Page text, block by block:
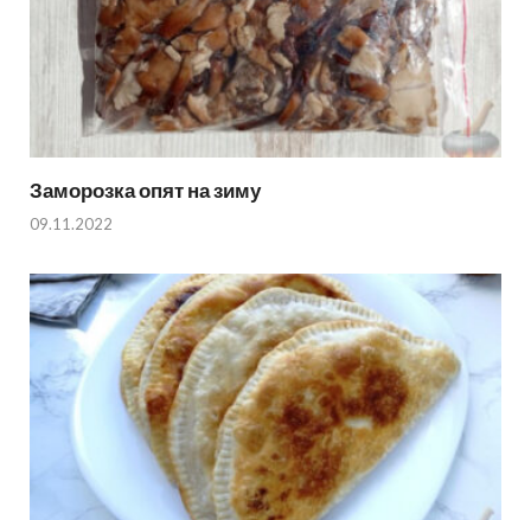
Заморозка опят на зиму
09.11.2022